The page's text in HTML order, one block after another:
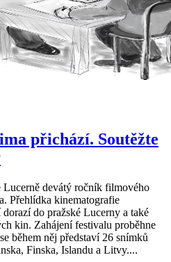
přichází. Soutěžte
Lucerně devátý ročník filmového
Přehlídka kinematografie
do pražské Lucerny a také
kin. Zahájení festivalu proběhne
během něj představí 26 snímků
Finska, Islandu a Litvy....